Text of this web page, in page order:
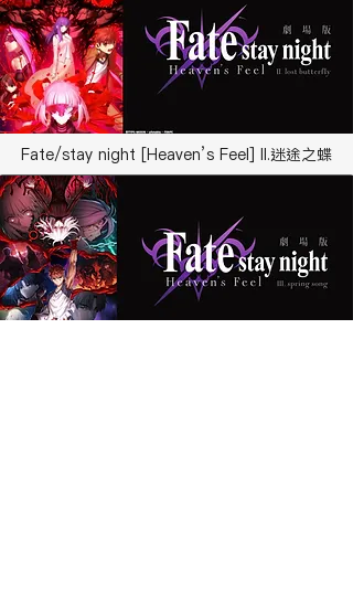
Fate/stay night [Heaven’s Feel] II.迷途之蝶